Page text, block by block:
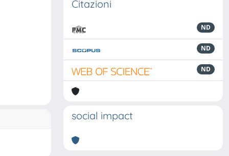
Citazioni
ND
ND
ND
social impact